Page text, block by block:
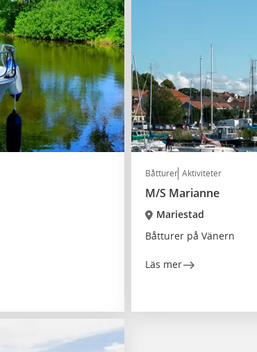
Båtturer Aktiviteter
M/S Marianne
Mariestad
Båtturer på Vänern
Läs mer